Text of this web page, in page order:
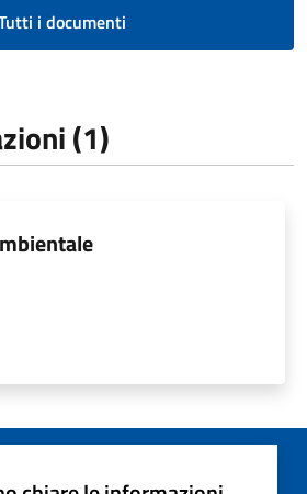
i documenti
(1)